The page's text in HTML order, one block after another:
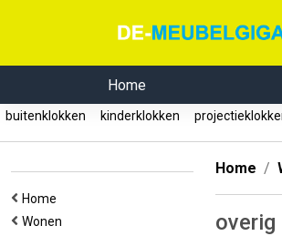
Home
buitenklokken kinderklokken
Home
Wonen
Home
overig